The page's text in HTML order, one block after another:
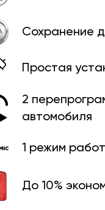
Сохранение
Простая
2
автомобиля
1 режим
До 10%